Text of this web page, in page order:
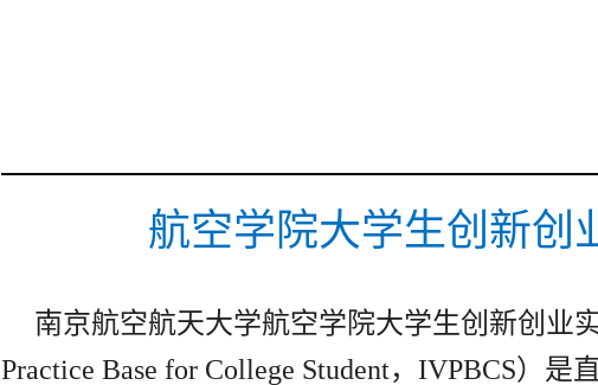
航空学院大学生创新创
南京航空航天大学航空学院大学生创新创业
Practice Base for College Student， IVPBCS）是